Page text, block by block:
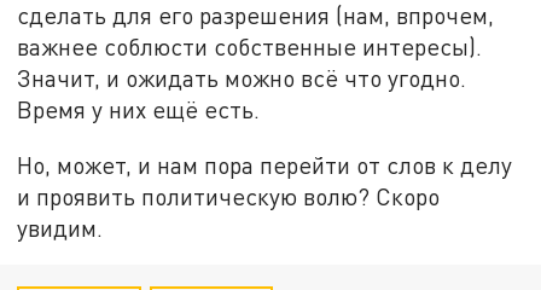
сделать для его разрешения (нам, впрочем,
важнее соблюсти собственные интересы).
Значит, и ожидать можно всё что угодно.
Время у них ещё есть.
Но, может, и нам пора перейти от слов к делу
и проявить политическую волю? Скоро
увидим.